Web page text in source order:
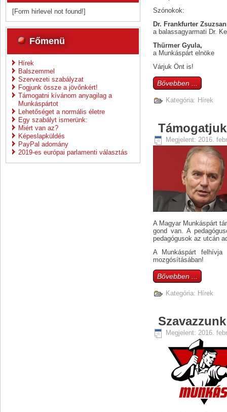
[Form hirlevel not found!]
Főmenü
Hírek
Balszemmel
Szervezeti szabályzat
Fogjunk össze a jövőnkért!
Támogatni kívánom anyagilag a
Munkáspártot
Lehetőséget a normális életre
Egy szabályt ismerünk:
Miért van az?
Képeslapküldés
PayPal adomány
2019-es európai parlamenti választás
Szónokok:
Dr. Frankfurter
a balassagyarmati Dr.
Thürmer Gyula,
a Munkáspárt elnöke
Várjuk Önt is!
Bővebben ...
Kategória: Hírek
Megjelent: 2016.
A Magyar Munkáspárt
gond van. A
pedagógusok az utcán
A Munkáspárt felhívja
mozgósításában!
Bővebben ...
Kategória: Hírek
Megjelent: 2016.